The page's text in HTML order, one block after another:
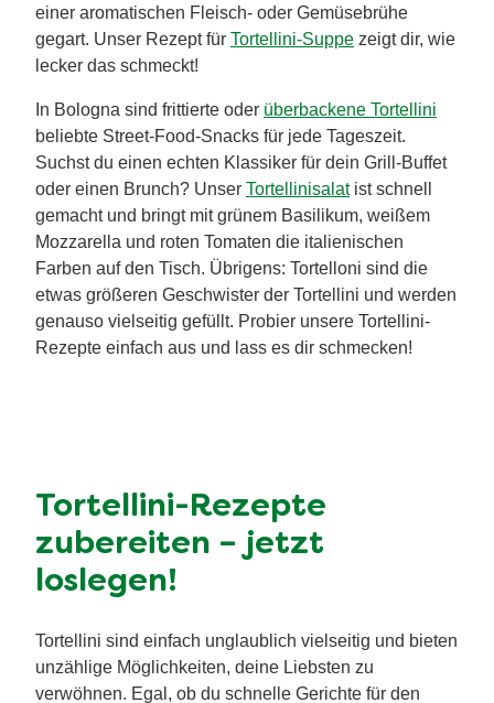
einer aromatischen Fleisch- oder Gemüsebrühe
gegart. Unser Rezept für Tortellini-Suppe zeigt dir, wie
lecker das schmeckt!
In Bologna sind frittierte oder überbackene Tortellini
beliebte Street-Food-Snacks für jede Tageszeit.
Suchst du einen echten Klassiker für dein Grill-Buffet
oder einen Brunch? Unser Tortellinisalatist schnell
gemacht und bringt mit grünem Basilikum, weißem
Mozzarella und roten Tomaten die italienischen
Farben auf den Tisch. Übrigens: Tortelloni sind die
etwas größeren Geschwister der Tortellini und werden
genauso vielseitig gefüllt. Probier unsere Tortellini-
Rezepte einfach aus und lass es dir schmecken!
Tortellini-Rezepte
zubereiten – jetzt
loslegen!
Tortellini sind einfach unglaublich vielseitig und bieten
unzählige Möglichkeiten, deine Liebsten zu
verwöhnen. Egal, ob du schnelle Gerichte für den